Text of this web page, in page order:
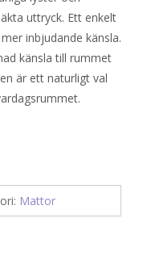
uttryck. Ett enkelt
inbjudande känsla.
känsla till rummet
är ett naturligt val
Mattor